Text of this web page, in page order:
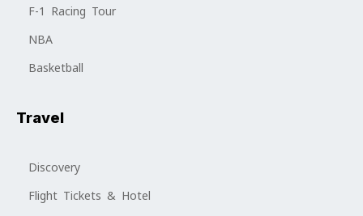
F-1 Racing Tour
NBA
Basketball
Travel
Discovery
Flight Tickets & Hotel